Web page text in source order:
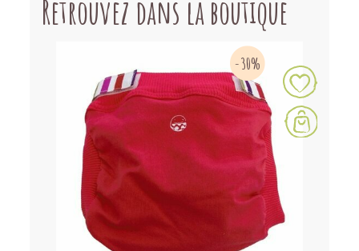
Retrouvez dans la boutique
-30%